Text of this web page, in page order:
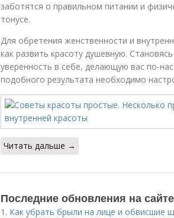
заботятся о правильном питании и
тонусе.
Для обретения женственности и
как развить красоту душевную.
уверенность в себе, делающую вас по-
подобного результата необходимо
Читать дальше →
Последние обновления на
1. Как убрать брыли на лице и обвисшие